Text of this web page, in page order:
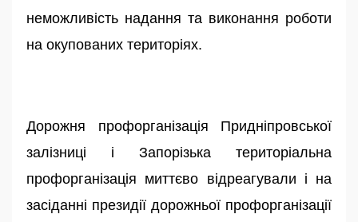
неможливість надання та виконання роботи
на окупованих територіях.
Дорожня профорганізація Придніпровської
залізниці і Запорізька територіальна
профорганізація миттєво відреагували і на
засіданні президії дорожньої профорганізації